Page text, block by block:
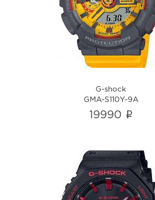
GMA-S110Y-9A
i
G-shock
GMA-S110Y-9A
19990 i